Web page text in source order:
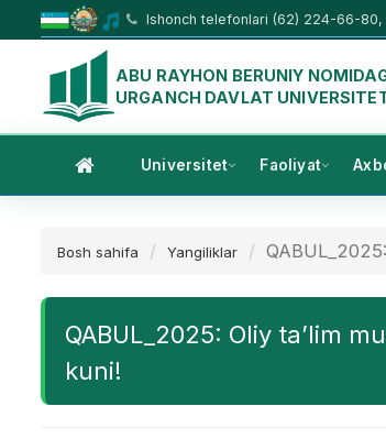
Ishonch telefonlari (62) 224-66-
ABU RAYHON BERUNIY
URGANCH DAVLAT
Universitet Faoliyat
Bosh sahifa Yangiliklar
QABUL_2025: Oliy ta’lim
kuni!